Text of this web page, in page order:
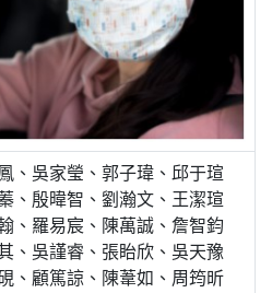
、吳家瑩、郭子瑋、邱于瑄
、殷暐智、劉瀚文、王潔瑄
、羅易宸、陳萬誠、詹智鈞
、吳謹睿、張眙欣、吳天豫
、顧篤諒、陳葦如、周筠昕